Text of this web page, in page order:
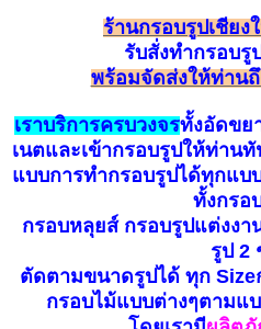
ร้านกรอบรูปเชียง
รับสั่งทำกรอบรูป
พร้อมจัดส่งให้ท่าน
เราบริการครบวงจรทั้งอัดขย
เนตและเข้ากรอบรูปให้ท่าน
แบบการทำกรอบรูปได้ทุกแบ
ทั้งกรอ
กรอบหลุยส์ กรอบรูปแต่งง
รูป 2
ตัดตามขนาดรูปได้ ทุก
กรอบไม้แบบต่างๆตามแ